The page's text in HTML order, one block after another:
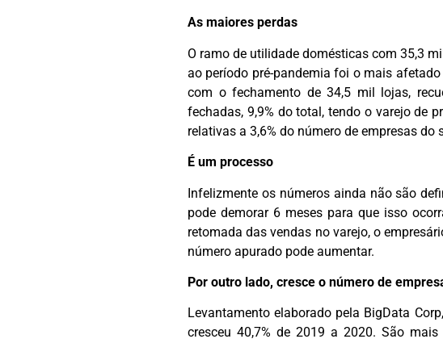
As maiores perdas
O ramo de utilidade domésticas com 35,3
ao período pré-pandemia foi o mais
com o fechamento de 34,5 mil lojas,
fechadas, 9,9% do total, tendo o varejo de
relativas a 3,6% do número de empresas do
É um processo
Infelizmente os números ainda não são
pode demorar 6 meses para que isso
retomada das vendas no varejo, o
número apurado pode aumentar.
Por outro lado, cresce o número de
Levantamento elaborado pela BigData
cresceu 40,7% de 2019 a 2020. São